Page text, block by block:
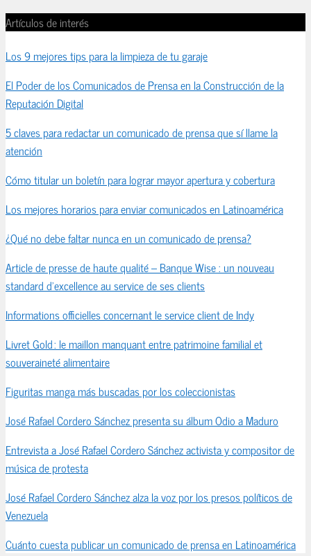
Artículos de interés
Los 9 mejores tips para la limpieza de tu garaje
El Poder de los Comunicados de Prensa en la Construcción de la
Reputación Digital
5 claves para redactar un comunicado de prensa que sí llame la
atención
Cómo titular un boletín para lograr mayor apertura y cobertura
Los mejores horarios para enviar comunicados en Latinoamérica
¿Qué no debe faltar nunca en un comunicado de prensa?
Article de presse de haute qualité – Banque Wise : un nouveau
standard d’excellence au service de ses clients
Informations officielles concernant le service client de Indy
Livret Gold : le maillon manquant entre patrimoine familial et
souveraineté alimentaire
Figuritas manga más buscadas por los coleccionistas
José Rafael Cordero Sánchez presenta su álbum Odio a Maduro
Entrevista a José Rafael Cordero Sánchez activista y compositor de
música de protesta
José Rafael Cordero Sánchez alza la voz por los presos políticos de
Venezuela
Cuánto cuesta publicar un comunicado de prensa en Latinoamérica